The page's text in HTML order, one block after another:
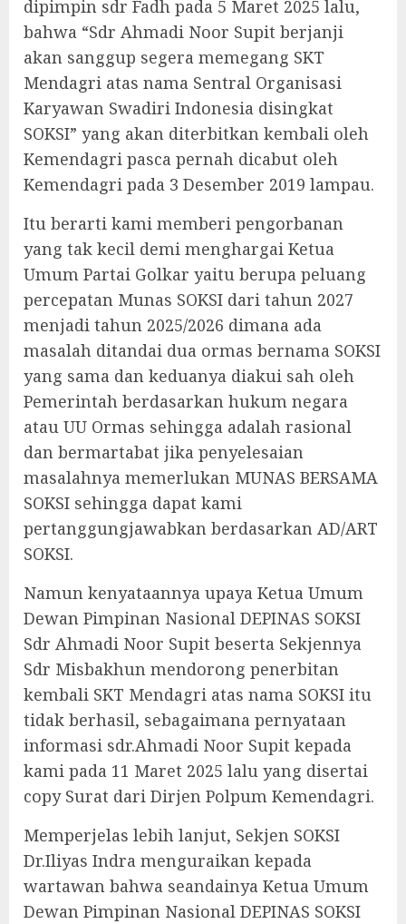
dipimpin sdr Fadh pada 5 Maret 2025 lalu,
bahwa “Sdr Ahmadi Noor Supit berjanji
akan sanggup segera memegang SKT
Mendagri atas nama Sentral Organisasi
Karyawan Swadiri Indonesia disingkat
SOKSI” yang akan diterbitkan kembali oleh
Kemendagri pasca pernah dicabut oleh
Kemendagri pada 3 Desember 2019 lampau.
Itu berarti kami memberi pengorbanan
yang tak kecil demi menghargai Ketua
Umum Partai Golkar yaitu berupa peluang
percepatan Munas SOKSI dari tahun 2027
menjadi tahun 2025/2026 dimana ada
masalah ditandai dua ormas bernama SOKSI
yang sama dan keduanya diakui sah oleh
Pemerintah berdasarkan hukum negara
atau UU Ormas sehingga adalah rasional
dan bermartabat jika penyelesaian
masalahnya memerlukan MUNAS BERSAMA
SOKSI sehingga dapat kami
pertanggungjawabkan berdasarkan AD/ART
SOKSI.
Namun kenyataannya upaya Ketua Umum
Dewan Pimpinan Nasional DEPINAS SOKSI
Sdr Ahmadi Noor Supit beserta Sekjennya
Sdr Misbakhun mendorong penerbitan
kembali SKT Mendagri atas nama SOKSI itu
tidak berhasil, sebagaimana pernyataan
informasi sdr.Ahmadi Noor Supit kepada
kami pada 11 Maret 2025 lalu yang disertai
copy Surat dari Dirjen Polpum Kemendagri.
Memperjelas lebih lanjut, Sekjen SOKSI
Dr.Iliyas Indra menguraikan kepada
wartawan bahwa seandainya Ketua Umum
Dewan Pimpinan Nasional DEPINAS SOKSI